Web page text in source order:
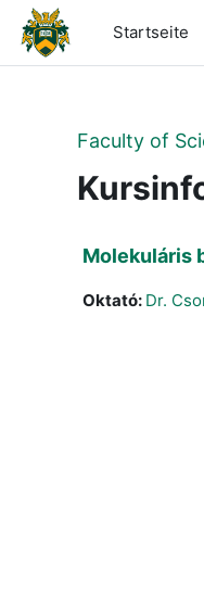
Zum Hauptinhalt
Startseite
Faculty of
Molekuláris
Oktató: Dr.